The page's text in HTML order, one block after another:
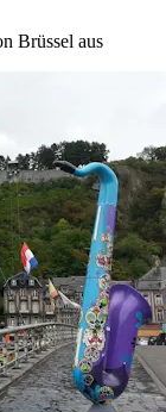
Brüssel aus